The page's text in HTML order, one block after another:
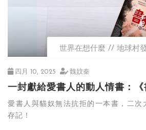
世界在想什麼 地球村
四月 10, 2025 魏妏秦
一封獻給愛書人的動人情書：《
愛書人與貓奴無法抗拒的一本書，二次
存記！